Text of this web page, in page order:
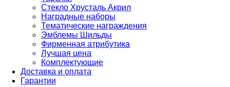
Стекло Хрусталь Акрил
Наградные наборы
Тематические награждения
Эмблемы Шильды
Фирменная атрибутика
Лучшая цена
Комплектующие
Доставка и оплата
Гарантии